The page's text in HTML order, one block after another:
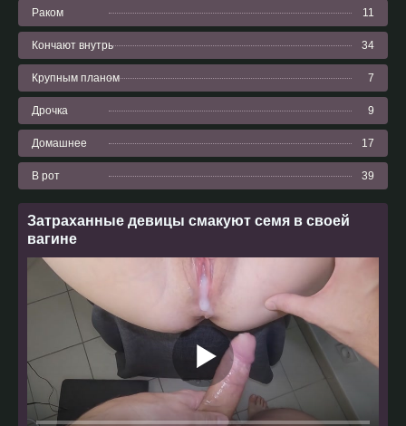
Раком 11
Кончают внутрь 34
Крупным планом 7
Дрочка 9
Домашнее 17
В рот 39
Затраханные девицы смакуют семя в своей
вагине